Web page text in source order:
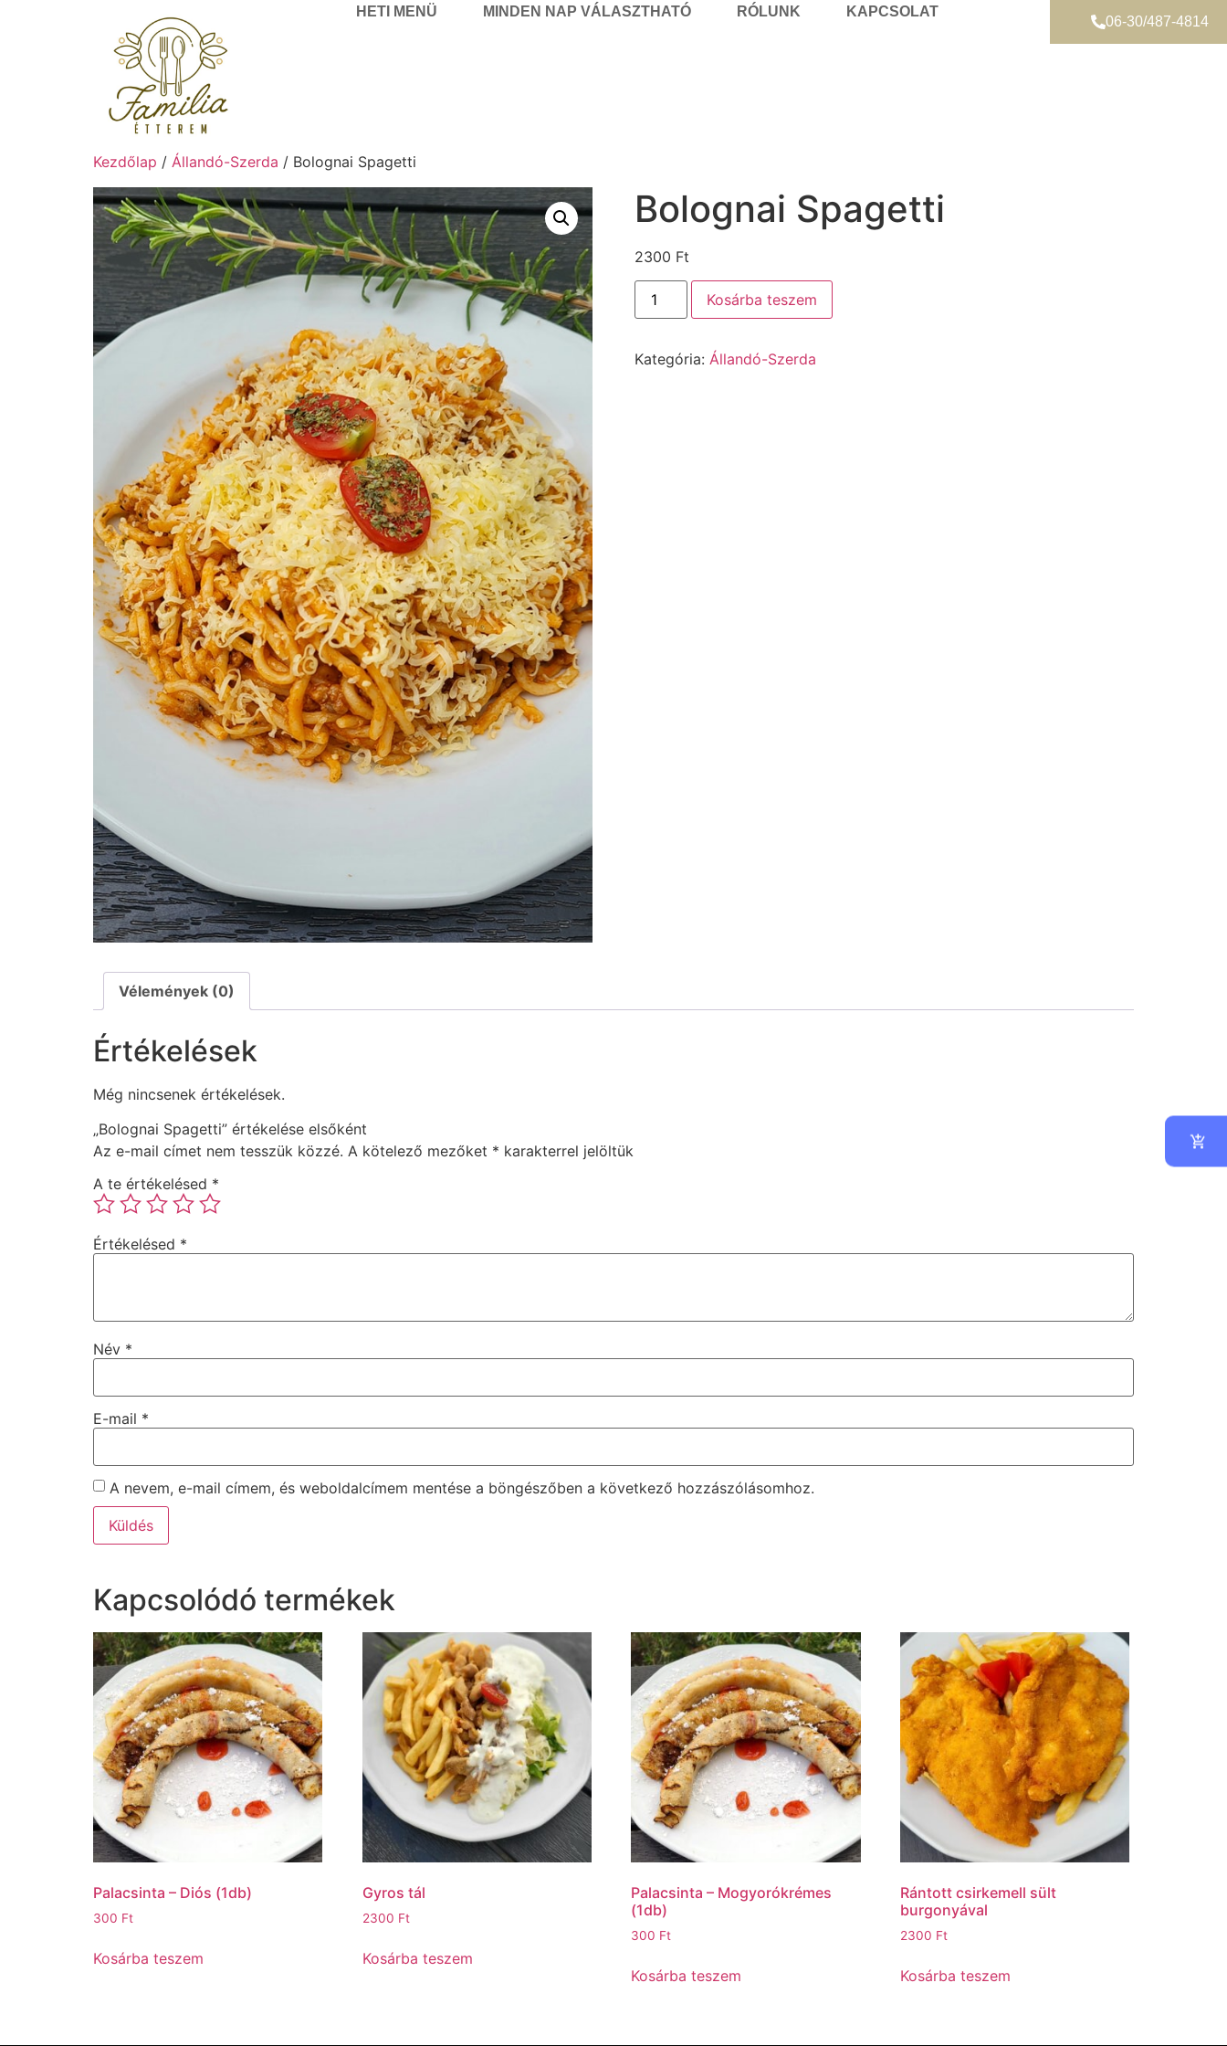
HETI MENÜ MINDEN NAP VÁLASZTHATÓ RÓLUNK KAPCSOLAT
06-30/487-4814
Kezdőlap / Állandó-Szerda / Bolognai Spagetti
Bolognai Spagetti
2300 Ft
Kosárba teszem
Kategória: Állandó-Szerda
Vélemények (0)
Értékelések
Még nincsenek értékelések.
„Bolognai Spagetti” értékelése elsőként
Az e-mail címet nem tesszük közzé. A kötelező mezőket * karakterrel jelöltük
A te értékelésed *
Értékelésed *
Név *
E-mail *
A nevem, e-mail címem, és weboldalcímem mentése a böngészőben a következő hozzászólásomhoz.
Kapcsolódó termékek
Palacsinta – Diós (1db)
300 Ft
Kosárba teszem
Gyros tál
2300 Ft
Kosárba teszem
Palacsinta – Mogyorókrémes
(1db)
300 Ft
Kosárba teszem
Rántott csirkemell sült
burgonyával
2300 Ft
Kosárba teszem